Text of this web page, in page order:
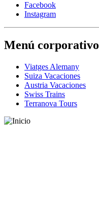
Facebook
Instagram
Menú corporativo
Viatges Alemany
Suiza Vacaciones
Austria Vacaciones
Swiss Trains
Terranova Tours